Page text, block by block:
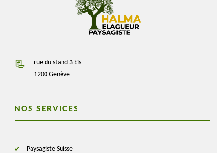
rue du stand 3 bis
1200 Genève
NOS SERVICES
Paysagiste Suisse